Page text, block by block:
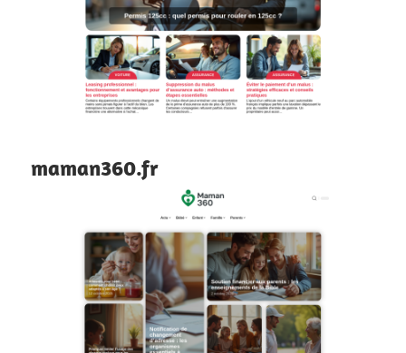
maman360.fr